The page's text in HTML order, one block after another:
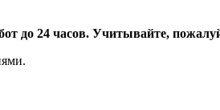
до 24 часов. Учитывайте,